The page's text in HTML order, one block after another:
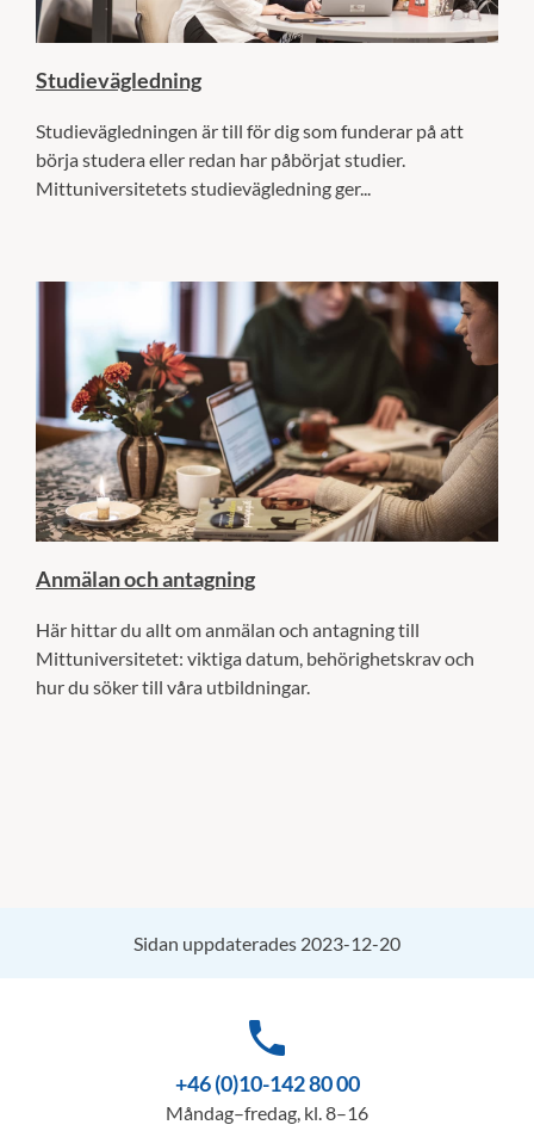
Studievägledning
Studievägledningen är till för dig som funderar på att
börja studera eller redan har påbörjat studier.
Mittuniversitetets studievägledning ger...
Anmälan och antagning
Här hittar du allt om anmälan och antagning till
Mittuniversitetet: viktiga datum, behörighetskrav och
hur du söker till våra utbildningar.
Sidan uppdaterades 2023-12-20
phone
+46 (0)10-142 80 00
Måndag–fredag, kl. 8–16